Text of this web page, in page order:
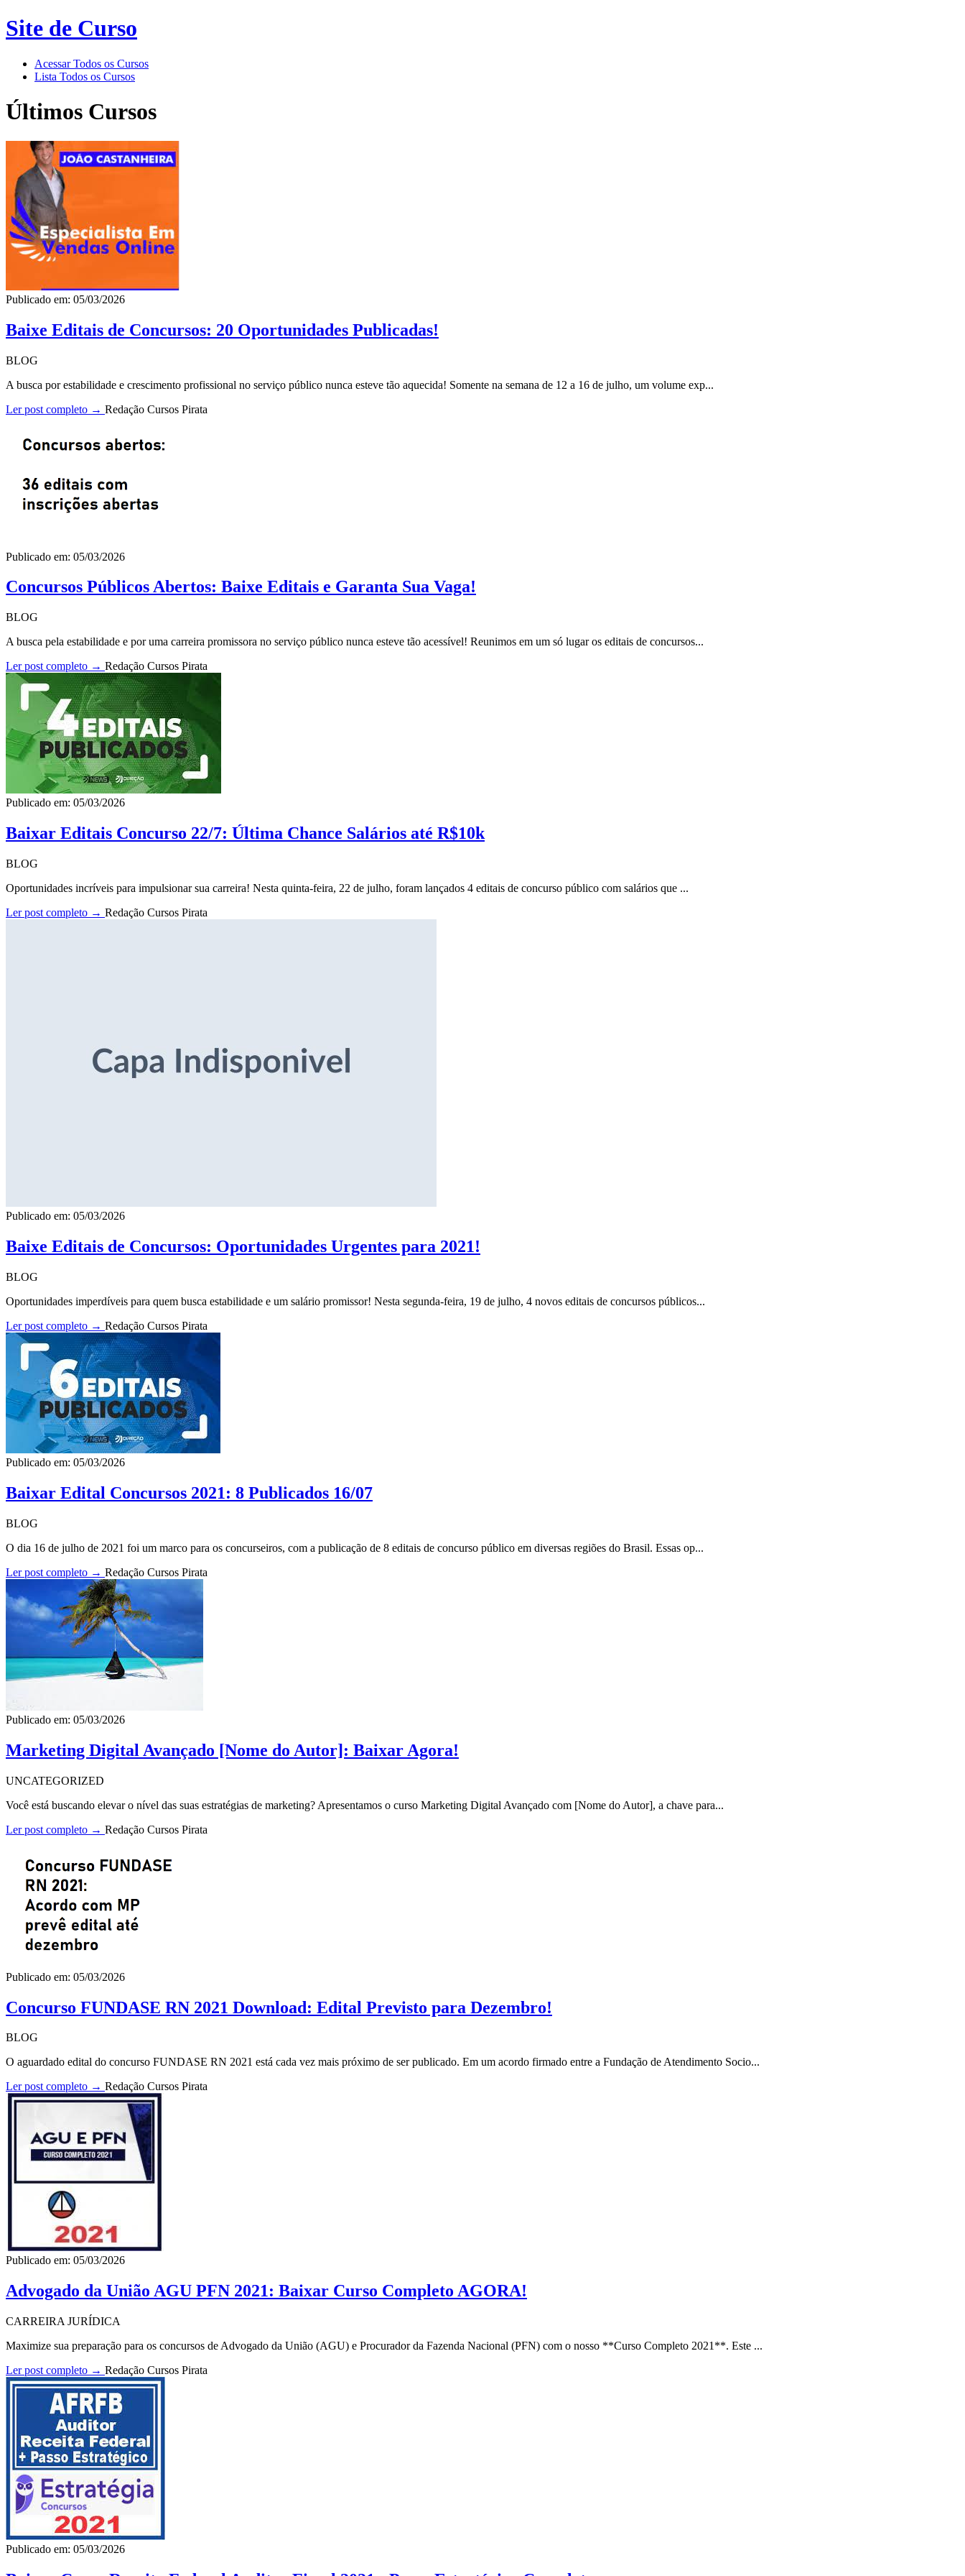
Site de Curso
Acessar Todos os Cursos
Lista Todos os Cursos
Últimos Cursos
Publicado em: 05/03/2026
Baixe Editais de Concursos: 20 Oportunidades Publicadas!
BLOG
A busca por estabilidade e crescimento profissional no serviço público nunca esteve tão aquecida! Somente na semana de 12 a 16 de julho, um volume exp...
Ler post completo → Redação Cursos Pirata
Publicado em: 05/03/2026
Concursos Públicos Abertos: Baixe Editais e Garanta Sua Vaga!
BLOG
A busca pela estabilidade e por uma carreira promissora no serviço público nunca esteve tão acessível! Reunimos em um só lugar os editais de concursos...
Ler post completo → Redação Cursos Pirata
Publicado em: 05/03/2026
Baixar Editais Concurso 22/7: Última Chance Salários até R$10k
BLOG
Oportunidades incríveis para impulsionar sua carreira! Nesta quinta-feira, 22 de julho, foram lançados 4 editais de concurso público com salários que ...
Ler post completo → Redação Cursos Pirata
Publicado em: 05/03/2026
Baixe Editais de Concursos: Oportunidades Urgentes para 2021!
BLOG
Oportunidades imperdíveis para quem busca estabilidade e um salário promissor! Nesta segunda-feira, 19 de julho, 4 novos editais de concursos públicos...
Ler post completo → Redação Cursos Pirata
Publicado em: 05/03/2026
Baixar Edital Concursos 2021: 8 Publicados 16/07
BLOG
O dia 16 de julho de 2021 foi um marco para os concurseiros, com a publicação de 8 editais de concurso público em diversas regiões do Brasil. Essas op...
Ler post completo → Redação Cursos Pirata
Publicado em: 05/03/2026
Marketing Digital Avançado [Nome do Autor]: Baixar Agora!
UNCATEGORIZED
Você está buscando elevar o nível das suas estratégias de marketing? Apresentamos o curso Marketing Digital Avançado com [Nome do Autor], a chave para...
Ler post completo → Redação Cursos Pirata
Publicado em: 05/03/2026
Concurso FUNDASE RN 2021 Download: Edital Previsto para Dezembro!
BLOG
O aguardado edital do concurso FUNDASE RN 2021 está cada vez mais próximo de ser publicado. Em um acordo firmado entre a Fundação de Atendimento Socio...
Ler post completo → Redação Cursos Pirata
Publicado em: 05/03/2026
Advogado da União AGU PFN 2021: Baixar Curso Completo AGORA!
CARREIRA JURÍDICA
Maximize sua preparação para os concursos de Advogado da União (AGU) e Procurador da Fazenda Nacional (PFN) com o nosso **Curso Completo 2021**. Este ...
Ler post completo → Redação Cursos Pirata
Publicado em: 05/03/2026